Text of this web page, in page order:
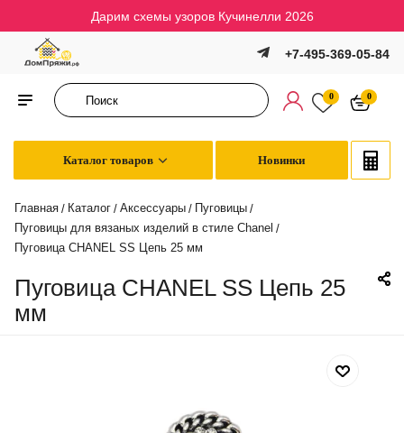
Дарим схемы узоров Кучинелли 2026
+7-495-369-05-84
0 0
Каталог товаров Новинки
Главная / Каталог / Аксессуары / Пуговицы /
Пуговицы для вязаных изделий в стиле Chanel /
Пуговица CHANEL SS Цепь 25 мм
Пуговица CHANEL SS Цепь 25
мм